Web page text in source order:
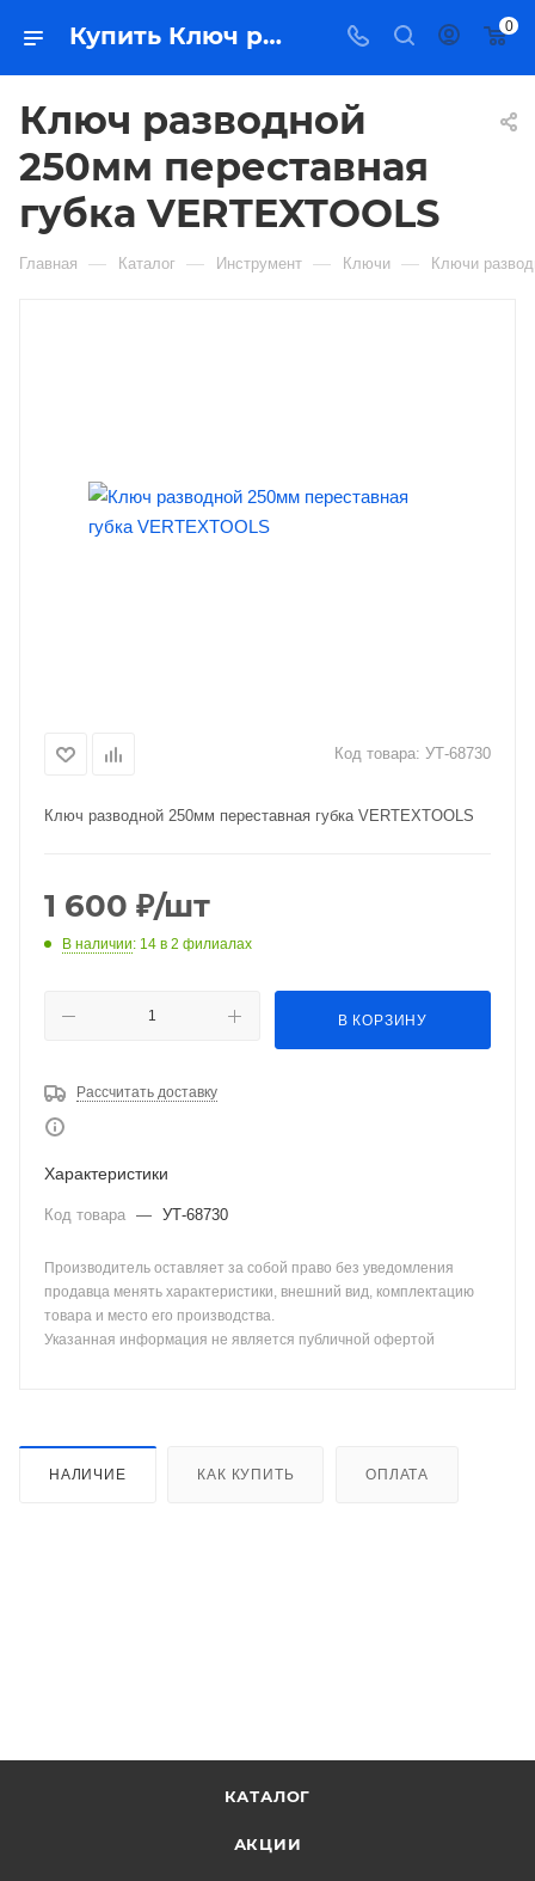
Купить Ключ разводной 250мм переставная губка VERTEXTOOLS в Якутске — цена, характеристики, подбор | Востоктехторг 0
Ключ разводной
250мм переставная
губка VERTEXTOOLS
Главная — Каталог — Инструмент — Ключи — Ключи
Код товара: УТ-68730
Ключ разводной 250мм переставная губка VERTEXTOOLS
1 600 ₽/шт
В наличии: 14 в 2 филиалах
В КОРЗИНУ
Рассчитать доставку
Характеристики
Код товара — УТ-68730
Производитель оставляет за собой право без уведомления
продавца менять характеристики, внешний вид, комплектацию
товара и место его производства.
Указанная информация не является публичной офертой
НАЛИЧИЕ КАК КУПИТЬ ОПЛАТА
КАТАЛОГ
АКЦИИ